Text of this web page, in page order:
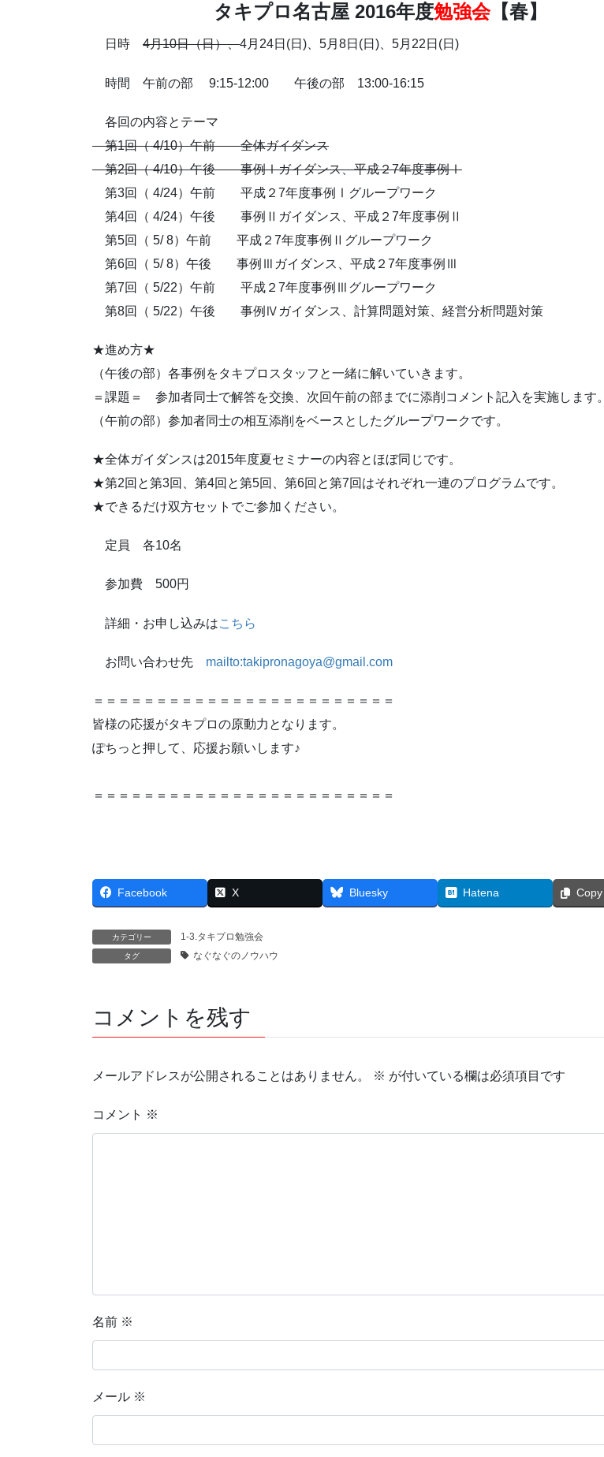
タキプロ名古屋 2016年度勉強会【春】
日時 4月10日（日）、4月24日(日)、5月8日(日)、5月22日(日)
時間 午前の部 9:15-12:00 午後の部 13:00-16:15
各回の内容とテーマ
第1回（ 4/10）午前 全体ガイダンス
第2回（ 4/10）午後 事例Ⅰガイダンス、平成２7年度事例Ⅰ
第3回（ 4/24）午前 平成２7年度事例Ⅰグループワーク
第4回（ 4/24）午後 事例Ⅱガイダンス、平成２7年度事例Ⅱ
第5回（ 5/ 8）午前 平成２7年度事例Ⅱグループワーク
第6回（ 5/ 8）午後 事例Ⅲガイダンス、平成２7年度事例Ⅲ
第7回（ 5/22）午前 平成２7年度事例Ⅲグループワーク
第8回（ 5/22）午後 事例Ⅳガイダンス、計算問題対策、経営分析問題対策
★進め方★
（午後の部）各事例をタキプロスタッフと一緒に解いていきます。
＝課題＝ 参加者同士で解答を交換、次回午前の部までに添削コメント記入を実施します。
（午前の部）参加者同士の相互添削をベースとしたグループワークです。
★全体ガイダンスは2015年度夏セミナーの内容とほぼ同じです。
★第2回と第3回、第4回と第5回、第6回と第7回はそれぞれ一連のプログラムです。
★できるだけ双方セットでご参加ください。
定員 各10名
参加費 500円
詳細・お申し込みはこちら
お問い合わせ先 mailto:takipronagoya@gmail.com
＝＝＝＝＝＝＝＝＝＝＝＝＝＝＝＝＝＝＝＝＝＝＝＝
皆様の応援がタキプロの原動力となります。
ぽちっと押して、応援お願いします♪
＝＝＝＝＝＝＝＝＝＝＝＝＝＝＝＝＝＝＝＝＝＝＝＝
Facebook X Bluesky Hatena Copy
カテゴリー 1-3.タキプロ勉強会
タグ なぐなぐのノウハウ
コメントを残す
メールアドレスが公開されることはありません。 ※ が付いている欄は必須項目です
コメント ※
名前 ※
メール ※